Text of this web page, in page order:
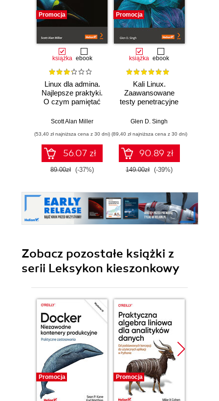
Promocja
książka ebook
Linux dla admina.
Najlepsze praktyki.
O czym pamiętać
projektowania i
systemami
Scott Alan Miller
(53,40 zł najniższa cena z 30 dni)
56.07 zł
89.00zł (-37%)
Promocja
książka ebook
Kali Linux.
Zaawansowane
testy penetracyjne
narzędzi Nmap,
Aircrack-ng i
Empire. Wydanie II
Glen D. Singh
(89,40 zł najniższa cena z 30 dni)
90.89 zł
149.00zł (-39%)
Zobacz pozostałe książki z
serii Leksykon kieszonkowy
Promocja Promocja